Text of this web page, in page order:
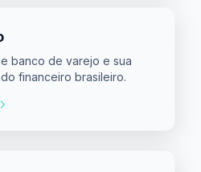
banco de varejo e sua
financeiro brasileiro.